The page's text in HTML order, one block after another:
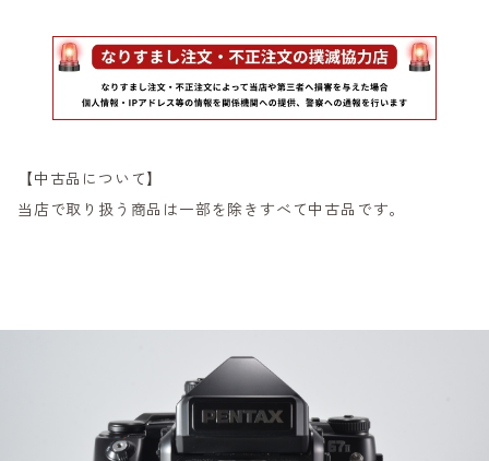
【中古品について】
当店で取り扱う商品は一部を除きすべて中古品です。